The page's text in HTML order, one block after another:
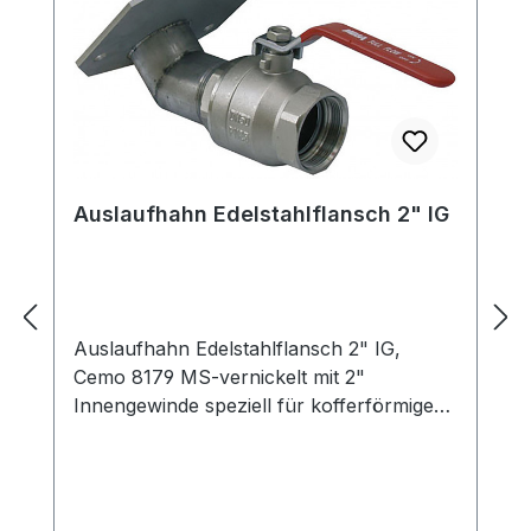
Auslaufhahn Edelstahlflansch 2" IG
Auslaufhahn Edelstahlflansch 2" IG,
Cemo 8179 MS-vernickelt mit 2"
Innengewinde speziell für kofferförmige